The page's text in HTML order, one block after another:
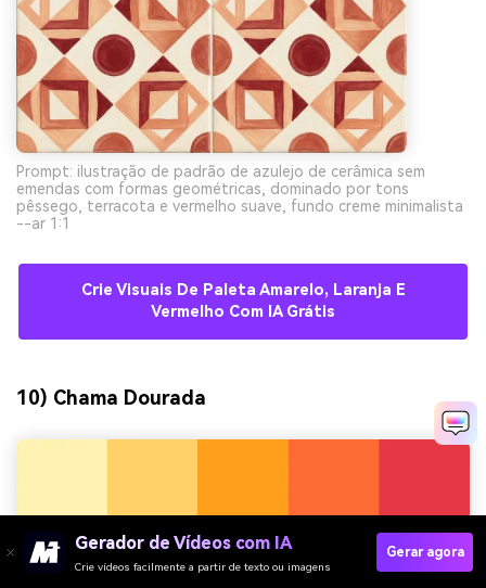
Prompt: ilustração de padrão de azulejo de cerâmica sem
emendas com formas geométricas, dominado por tons
pêssego, terracota e vermelho suave, fundo creme minimalista
--ar 1:1
Crie Visuais De Paleta Amarelo, Laranja E
Vermelho Com IA Grátis
10) Chama Dourada
Gerador de Vídeos com IA
Crie vídeos facilmente a partir de texto ou imagens
Gerar agora